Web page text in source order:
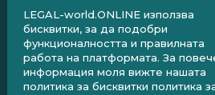
ПОЛИТИКА ЗА
ЧЗВ ЗА
ЧЗВ ЗА
LEGAL-world.ONLINE използва
бисквитки, за да подобри
функционалността и правилната
работа на платформата. За
информация моля вижте нашата
политика за бисквитки политика